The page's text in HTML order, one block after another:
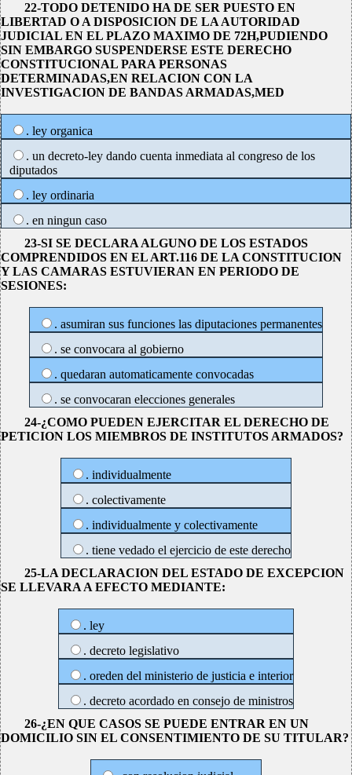
22-TODO DETENIDO HA DE SER PUESTO EN
LIBERTAD O A DISPOSICION DE LA AUTORIDAD
JUDICIAL EN EL PLAZO MAXIMO DE 72H,PUDIENDO
SIN EMBARGO SUSPENDERSE ESTE DERECHO
CONSTITUCIONAL PARA PERSONAS
DETERMINADAS,EN RELACION CON LA
INVESTIGACION DE BANDAS ARMADAS,MED
. ley organica
. un decreto-ley dando cuenta inmediata al congreso de los
diputados
. ley ordinaria
. en ningun caso
23-SI SE DECLARA ALGUNO DE LOS ESTADOS
COMPRENDIDOS EN EL ART.116 DE LA CONSTITUCION
Y LAS CAMARAS ESTUVIERAN EN PERIODO DE
SESIONES:
. asumiran sus funciones las diputaciones permanentes
. se convocara al gobierno
. quedaran automaticamente convocadas
. se convocaran elecciones generales
24-¿COMO PUEDEN EJERCITAR EL DERECHO DE
PETICION LOS MIEMBROS DE INSTITUTOS ARMADOS?
. individualmente
. colectivamente
. individualmente y colectivamente
. tiene vedado el ejercicio de este derecho
25-LA DECLARACION DEL ESTADO DE EXCEPCION
SE LLEVARA A EFECTO MEDIANTE:
. ley
. decreto legislativo
. oreden del ministerio de justicia e interior
. decreto acordado en consejo de ministros
26-¿EN QUE CASOS SE PUEDE ENTRAR EN UN
DOMICILIO SIN EL CONSENTIMIENTO DE SU TITULAR?